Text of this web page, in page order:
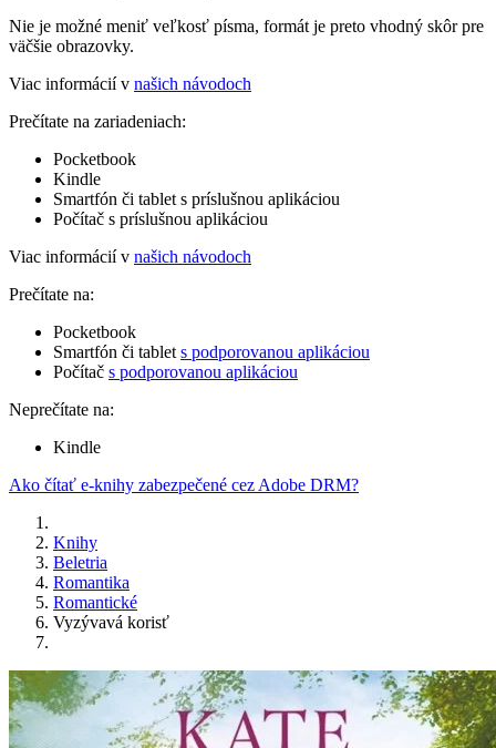
Nie je možné meniť veľkosť písma, formát je preto vhodný skôr pre
väčšie obrazovky.
Viac informácií v našich návodoch
Prečítate na zariadeniach:
Pocketbook
Kindle
Smartfón či tablet s príslušnou aplikáciou
Počítač s príslušnou aplikáciou
Viac informácií v našich návodoch
Prečítate na:
Pocketbook
Smartfón či tablet s podporovanou aplikáciou
Počítač s podporovanou aplikáciou
Neprečítate na:
Kindle
Ako čítať e-knihy zabezpečené cez Adobe DRM?
Knihy
Beletria
Romantika
Romantické
Vyzývavá korisť